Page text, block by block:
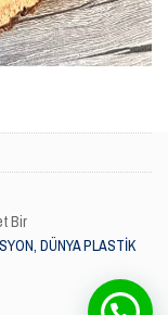
Bir
DÜNYA PLASTİK